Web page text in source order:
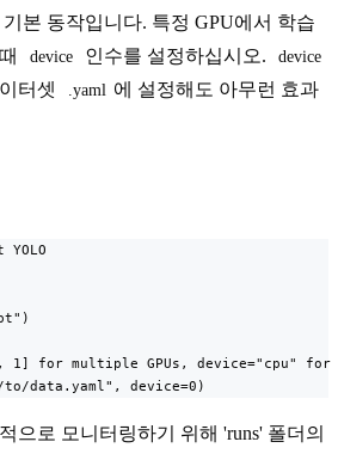
본 동작입니다. 특정 GPU에서 학습
device 인수를 설정하십시오. device
터셋 .yaml 에 설정해도 아무런 효과
1] for multiple GPUs, device="cpu" for
data.yaml", device=0)
으로 모니터링하기 위해 'runs' 폴더의